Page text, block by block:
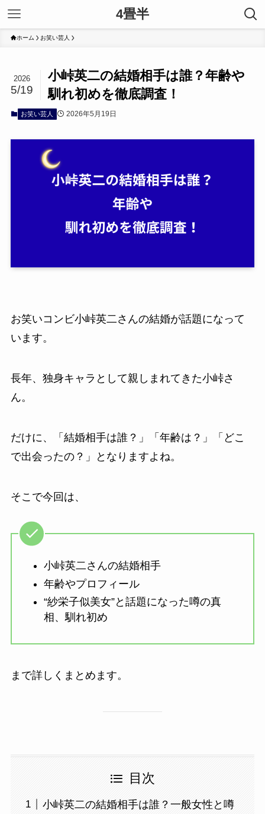
4畳半
ホーム お笑い芸人
小峠英二の結婚相手は誰？年齢や
馴れ初めを徹底調査！
2026
5/19
お笑い芸人 2026年5月19日
お笑いコンビ小峠英二さんの結婚が話題になって
います。
長年、独身キャラとして親しまれてきた小峠さ
ん。
だけに、「結婚相手は誰？」「年齢は？」「どこ
で出会ったの？」となりますよね。
そこで今回は、
小峠英二さんの結婚相手
年齢やプロフィール
“紗栄子似美女”と話題になった噂の真
相、馴れ初め
まで詳しくまとめます。
目次
小峠英二の結婚相手は誰？一般女性と噂